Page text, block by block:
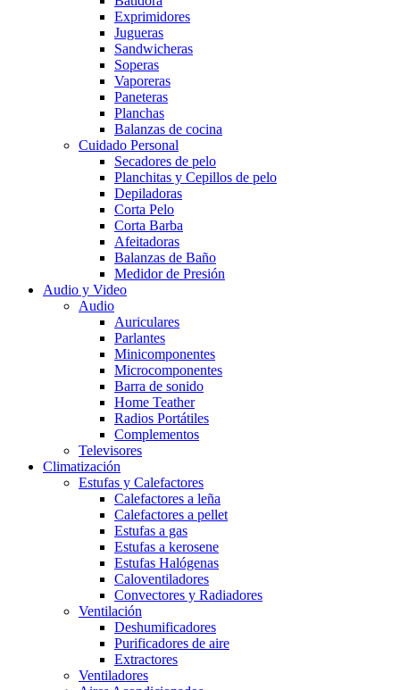
Exprimidores
Jugueras
Sandwicheras
Soperas
Vaporeras
Paneteras
Planchas
Balanzas de cocina
Cuidado Personal
Secadores de pelo
Planchitas y Cepillos de pelo
Depiladoras
Corta Pelo
Corta Barba
Afeitadoras
Balanzas de Baño
Medidor de Presión
Audio y Video
Audio
Auriculares
Parlantes
Minicomponentes
Microcomponentes
Barra de sonido
Home Teather
Radios Portátiles
Complementos
Televisores
Climatización
Estufas y Calefactores
Calefactores a leña
Calefactores a pellet
Estufas a gas
Estufas a kerosene
Estufas Halógenas
Caloventiladores
Convectores y Radiadores
Ventilación
Deshumificadores
Purificadores de aire
Extractores
Ventiladores